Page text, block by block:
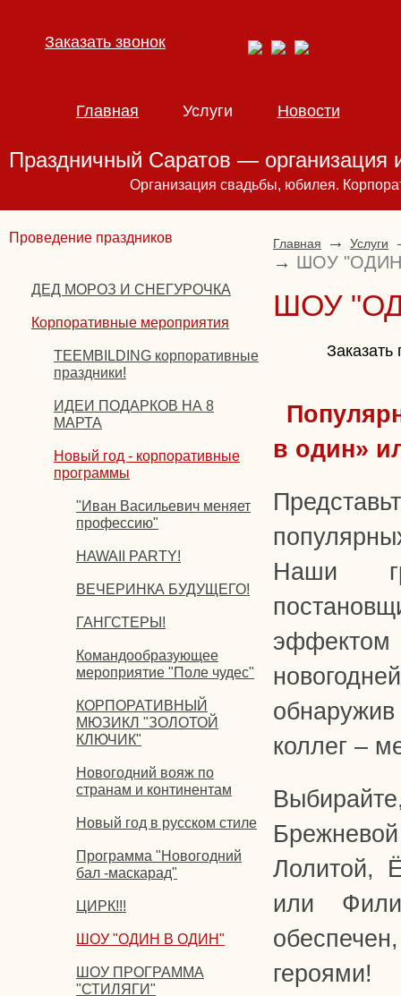
Главная → Услуги
→ ШОУ
ШОУ
Заказать
в один»
Наши
эффектом
коллег –
Лолитой,
или
героями!
Проведение праздников
ДЕД МОРОЗ И СНЕГУРОЧКА
Корпоративные мероприятия
TEEMBILDING корпоративные
праздники!
ИДЕИ ПОДАРКОВ НА 8
МАРТА
Новый год - корпоративные
программы
"Иван Васильевич меняет
профессию"
HAWAII PARTY!
ВЕЧЕРИНКА БУДУЩЕГО!
ГАНГСТЕРЫ!
Командообразующее
мероприятие "Поле чудес"
КОРПОРАТИВНЫЙ
МЮЗИКЛ "ЗОЛОТОЙ
КЛЮЧИК"
Новогодний вояж по
странам и континентам
Новый год в русском стиле
Программа "Новогодний
бал -маскарад"
ЦИРК!!!
ШОУ "ОДИН В ОДИН"
ШОУ ПРОГРАММА
"СТИЛЯГИ"
Праздничный Саратов — организация
Организация свадьбы, юбилея.
Заказать звонок
Главная Услуги Новости